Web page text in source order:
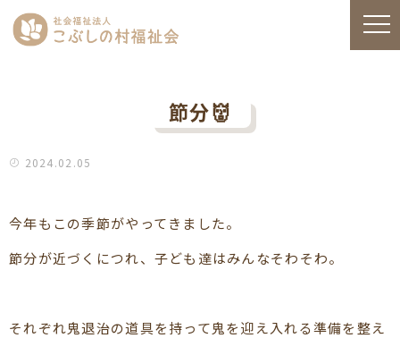
節分👹
2024.02.05
今年もこの季節がやってきました。
節分が近づくにつれ、子ども達はみんなそわそわ。
それぞれ鬼退治の道具を持って鬼を迎え入れる準備を整え